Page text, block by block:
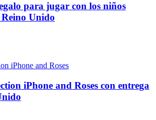
para jugar con los niños
Unido
iPhone and Roses con entrega